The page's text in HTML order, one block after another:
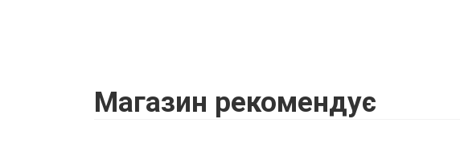
Магазин рекомендує